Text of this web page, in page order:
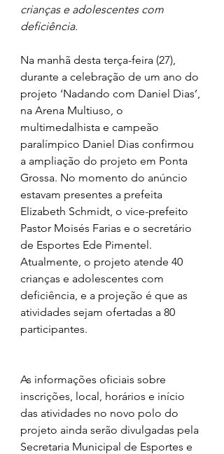
crianças e adolescentes com
deficiência.
Na manhã desta terça-feira (27),
durante a celebração de um ano do
projeto ‘Nadando com Daniel Dias’,
na Arena Multiuso, o
multimedalhista e campeão
paralímpico Daniel Dias confirmou
a ampliação do projeto em Ponta
Grossa. No momento do anúncio
estavam presentes a prefeita
Elizabeth Schmidt, o vice-prefeito
Pastor Moisés Farias e o secretário
de Esportes Ede Pimentel.
Atualmente, o projeto atende 40
crianças e adolescentes com
deficiência, e a projeção é que as
atividades sejam ofertadas a 80
participantes.
As informações oficiais sobre
inscrições, local, horários e início
das atividades no novo polo do
projeto ainda serão divulgadas pela
Secretaria Municipal de Esportes e